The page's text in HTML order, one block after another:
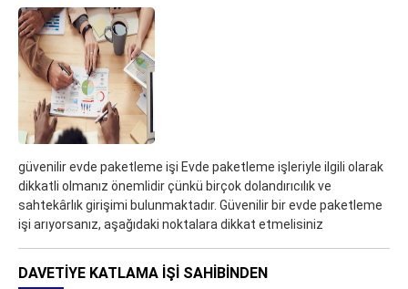
güvenilir evde paketleme işi Evde paketleme işleriyle ilgili olarak
dikkatli olmanız önemlidir çünkü birçok dolandırıcılık ve
sahtekârlık girişimi bulunmaktadır. Güvenilir bir evde paketleme
işi arıyorsanız, aşağıdaki noktalara dikkat etmelisiniz
DAVETIYE KATLAMA IŞI SAHIBINDEN